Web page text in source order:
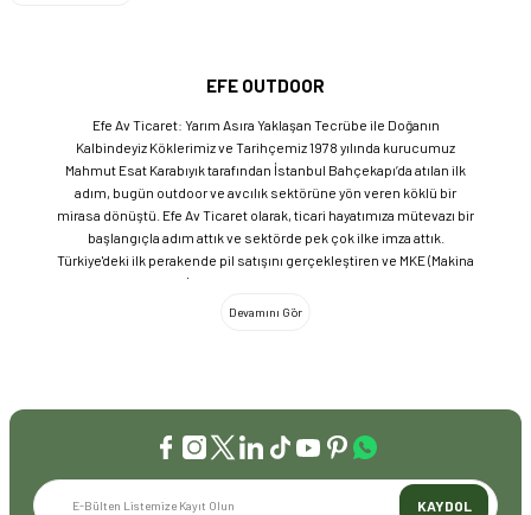
EFE OUTDOOR
Efe Av Ticaret: Yarım Asıra Yaklaşan Tecrübe ile Doğanın
Kalbindeyiz Köklerimiz ve Tarihçemiz 1978 yılında kurucumuz
Mahmut Esat Karabıyık tarafından İstanbul Bahçekapı’da atılan ilk
adım, bugün outdoor ve avcılık sektörüne yön veren köklü bir
mirasa dönüştü. Efe Av Ticaret olarak, ticari hayatımıza mütevazı bir
başlangıçla adım attık ve sektörde pek çok ilke imza attık.
Türkiye'deki ilk perakende pil satışını gerçekleştiren ve MKE (Makina
ve Kimya Endüstrisi) üretimi ürünleri satan ilk bayilerden biri olma
gururunu taşıyoruz. 1981 yılında Eminönü’nde açtığımız ve mülkiyeti
kurarak tüm Türkiye'ye hizmet vermeye başladık. 2016: Kadıköy
mağazamızın ve şimdiki Genel Merkezimizin açılışını
gerçekleştirdik. Global Markalar ve Yerli Üretim Gücü Yaklaşık
20'nin üzerinde dünya markasını Türkiye'ye getirerek outdoor
KAYDOL